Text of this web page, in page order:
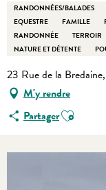
RANDONNÉES/BALADES
EQUESTRE
FAMILLE
RANDONNÉE
TERROIR
NATURE ET DÉTENTE
23 Rue de la
M'y rendre
PartagerAjouter